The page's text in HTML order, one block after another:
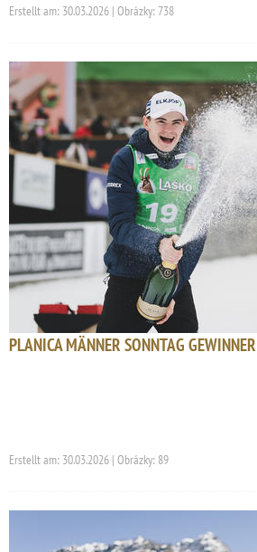
Erstellt am: 30.03.2026 | Obrázky: 738
PLANICA MÄNNER SONNTAG
Erstellt am: 30.03.2026 | Obrázky: 89